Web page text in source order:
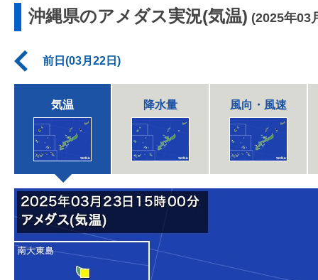
沖縄県のアメダス実況(気温) (2025年03
前日(03月22日)
気温 降水量 風向・風速